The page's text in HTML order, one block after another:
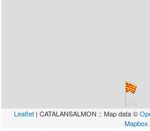
Leaflet | CATALANSALMON :: Map data ©
Mapbox